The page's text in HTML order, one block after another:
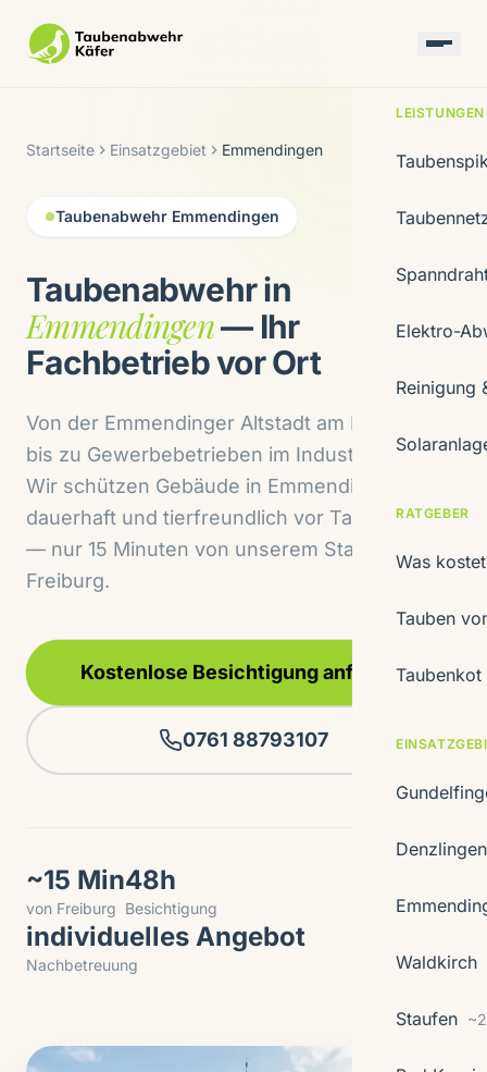
LEISTUNGEN
Elektro-
Reinigung
RATGEBER
Was
Tauben
Waldkirch
Staufen
Startseite Einsatzgebiet Emmendingen
Taubenabwehr Emmendingen
Taubenabwehr in
Emmendingen— Ihr
Fachbetrieb vor Ort
Von der Emmendinger Altstadt am Marktplatz
bis zu Gewerbebetrieben im Industriegebiet:
Wir schützen Gebäude in Emmendingen
dauerhaft und tierfreundlich vor Taubenbefall
— nur 15 Minuten von unserem Standort in
Freiburg.
Kostenlose Besichtigung anfragen
0761 88793107
~15 Min
von Freiburg
48h
Besichtigung
individuelles Angebot
Nachbetreuung